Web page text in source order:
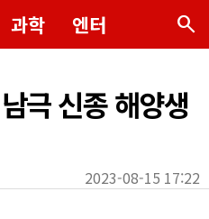
과학 엔터 search
극 신종 해양생
2023-08-15 17:22